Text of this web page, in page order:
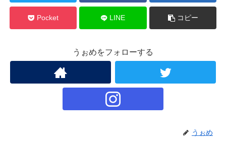
Pocket LINE コピー
うぉめをフォローする
うぉめ